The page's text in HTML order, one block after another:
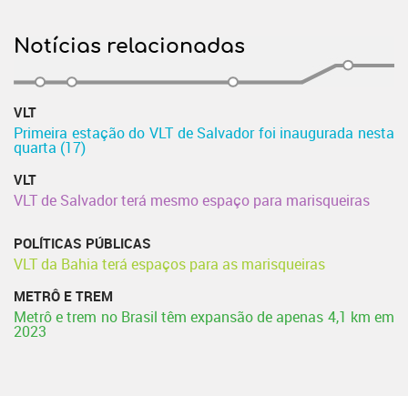
Notícias relacionadas
VLT
Primeira estação do VLT de Salvador foi inaugurada nesta
quarta (17)
VLT
VLT de Salvador terá mesmo espaço para marisqueiras
POLÍTICAS PÚBLICAS
VLT da Bahia terá espaços para as marisqueiras
METRÔ E TREM
Metrô e trem no Brasil têm expansão de apenas 4,1 km em
2023